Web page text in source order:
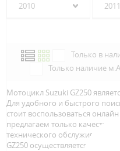
2010
2011
Только в
Только наличие
Мотоцикл Suzuki GZ250
Для удобного и быстрого
стоит воспользоваться
предлагаем только
технического обслуживание
GZ250 осуществляется по всей